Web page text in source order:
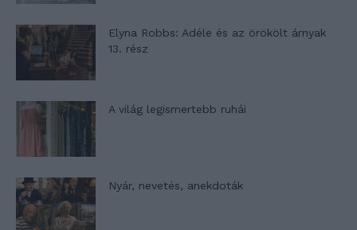
Elyna Robbs: Adéle és az örökölt árnyak
13. rész
A világ legismertebb ruhái
Nyár, nevetés, anekdoták